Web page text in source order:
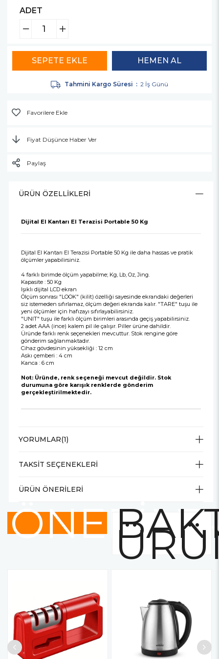
ADET
Tahmini Kargo Süresi : 2 İş Günü
Favorilere Ekle
Fiyat Düşünce Haber Ver
Paylaş
ÜRÜN ÖZELLIKLERI
Dijital El Kantarı El Terazisi Portable 50 Kg
Dijital El Kantarı El Terazisi Portable 50 Kg ile daha hassas ve pratik
ölçümler yapabilirsiniz.
4 farklı birimde ölçüm yapabilme; Kg, Lb, Oz, Jing.
Kapasite : 50 Kg
Işıklı dijital LCD ekran
Ölçüm sonrası "LOOK" (kilit) özelliği sayesinde ekrandaki değerleri
siz istemeden sıfırlamaz, ölçüm değeri ekranda kalır. "TARE" tuşu ile
yeni ölçümler için hafızayı sıfırlayabilirsiniz.
"UNIT" tuşu ile farklı ölçüm birimleri arasında geçiş yapabilirsiniz.
2 adet AAA (ince) kalem pil ile çalışır. Piller ürüne dahildir.
Üründe farklı renk seçenekleri mevcuttur. Stok rengine göre
gönderim sağlanmaktadır.
Cihaz gövdesinin yüksekliği : 12 cm
Askı çemberi : 4 cm
Kanca : 6 cm
Not: Üründe, renk seçeneği mevcut değildir. Stok
durumuna göre karışık renklerde gönderim
gerçekleştirilmektedir.
YORUMLAR(1)
TAKSIT SEÇENEKLERI
ÜRÜN ÖNERILERI